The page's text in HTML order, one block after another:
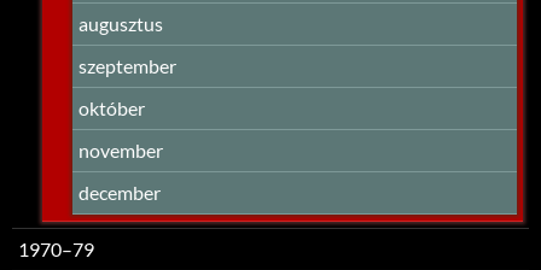
augusztus
szeptember
október
november
december
1970–79